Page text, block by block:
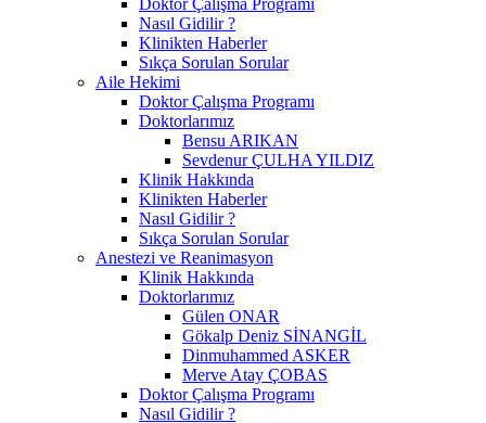
Nasıl Gidilir ?
Klinikten Haberler
Sıkça Sorulan Sorular
Aile Hekimi
Doktor Çalışma Programı
Doktorlarımız
Bensu ARIKAN
Sevdenur ÇULHA YILDIZ
Klinik Hakkında
Klinikten Haberler
Nasıl Gidilir ?
Sıkça Sorulan Sorular
Anestezi ve Reanimasyon
Klinik Hakkında
Doktorlarımız
Gülen ONAR
Gökalp Deniz SİNANGİL
Dinmuhammed ASKER
Merve Atay ÇOBAS
Doktor Çalışma Programı
Nasıl Gidilir ?